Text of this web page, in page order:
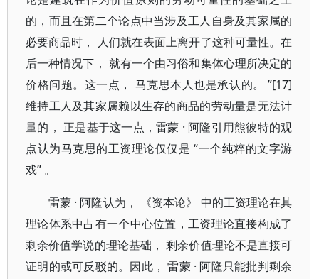
的，而且在第二个论点中当涉及工人自身及其家属的
必要商品时， 人们就在表面上离开了这种可量性。在
后一种情况下， 就有一个由习俗和集体心理所决定的
价格问题。这一点， 马克思本人也是承认的。 ”[17]
维持工人及其家属赖以生存的商品的劳动量是无法计
量的， 正是基于这一点，雷蒙 · 阿隆引用熊彼特的观
点认为马克思的工资理论仅仅是 “一个纯粹的文字游
戏” 。
雷蒙 · 阿隆认为， 《资本论》 中的工资理论在其
理论体系中占有一个中心位置，工资理论直接构成了
剩余价值学说的理论基础， 剩余价值理论不是直接可
证明的或可反驳的。因此， 雷蒙 · 阿隆只能批判剩余